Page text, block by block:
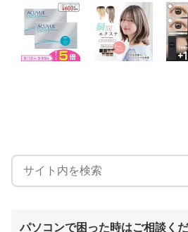
パソコンで困った時はご相談くだ